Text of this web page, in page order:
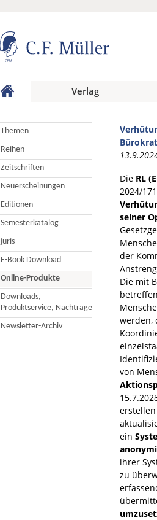
Verlag
Themen
Reihen
Zeitschriften
Neuerscheinungen
Editionen
Semesterkatalog
juris
E-Book Download
Online-Produkte
Downloads,
Produktservice, Nachträge
Newsletter-Archiv
Die RL
2024/
seiner
der
Die mit
werden,
von
ein
ihrer
zu